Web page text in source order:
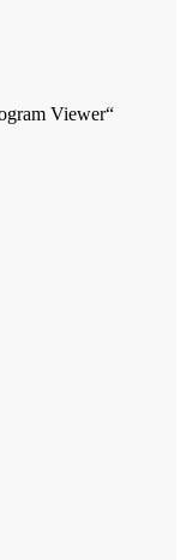
Viewer“